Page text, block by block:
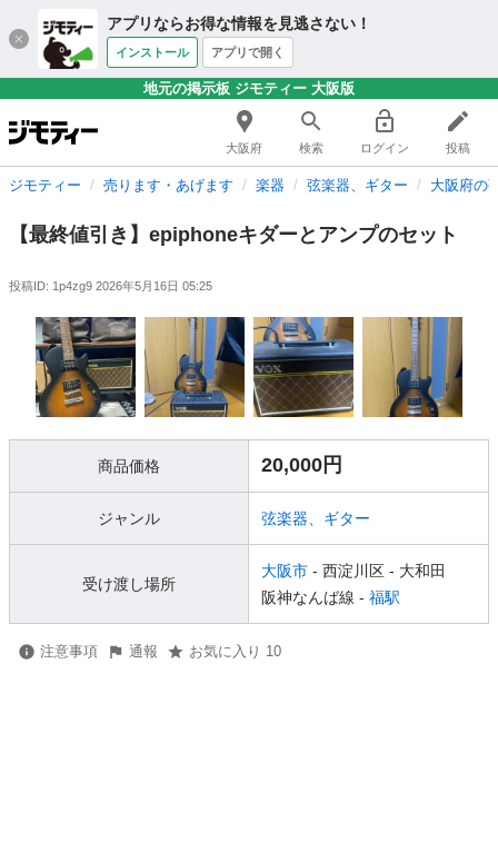
アプリならお得な情報を見逃さない！
インストール アプリで開く
地元の掲示板 ジモティー 大阪版
大阪府 検索 ログイン 投稿
ジモティー 売ります・あげます 楽器 弦楽器、ギター 大阪府の
【最終値引き】epiphoneキダーとアンプのセット
投稿ID: 1p4zg9 2026年5月16日 05:25
商品価格 20,000円
ジャンル 弦楽器、ギター
受け渡し場所
大阪市 - 西淀川区 - 大和田
阪神なんば線 - 福駅
注意事項 通報 お気に入り 10